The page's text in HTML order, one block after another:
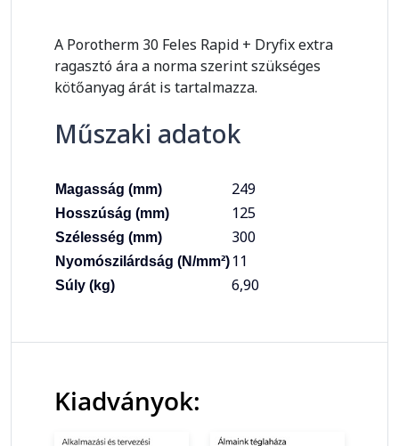
A Porotherm 30 Feles Rapid + Dryfix extra
ragasztó ára a norma szerint szükséges
kötőanyag árát is tartalmazza.
Műszaki adatok
Magasság (mm) 249
Hosszúság (mm) 125
Szélesség (mm) 300
Nyomószilárdság (N/mm²) 11
Súly (kg) 6,90
Kiadványok: